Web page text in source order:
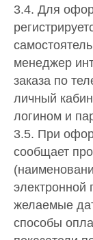
3.4. Для
менеджер
заказа по
личный
логином и
3.5. При
сообщает
электронной
желаемые
способы